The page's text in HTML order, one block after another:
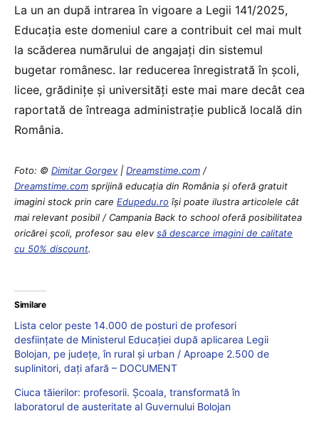
La un an după intrarea în vigoare a Legii 141/2025,
Educația este domeniul care a contribuit cel mai mult
la scăderea numărului de angajați din sistemul
bugetar românesc. Iar reducerea înregistrată în școli,
licee, grădinițe și universități este mai mare decât cea
raportată de întreaga administrație publică locală din
România.
Foto: © Dimitar Gorgev| Dreamstime.com /
Dreamstime.com sprijină educaţia din România şi oferă gratuit
imagini stock prin care Edupedu.ro îşi poate ilustra articolele cât
mai relevant posibil / Campania Back to school oferă posibilitatea
oricărei școli, profesor sau elevsă descarce imagini de calitate
cu 50% discount.
Similare
Lista celor peste 14.000 de posturi de profesori
desființate de Ministerul Educației după aplicarea Legii
Bolojan, pe județe, în rural și urban / Aproape 2.500 de
suplinitori, dați afară – DOCUMENT
Ciuca tăierilor: profesorii. Școala, transformată în
laboratorul de austeritate al Guvernului Bolojan